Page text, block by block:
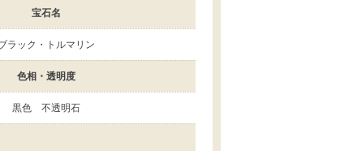
宝石名
ラック・トルマリン
色相・透明度
黒色 不透明石